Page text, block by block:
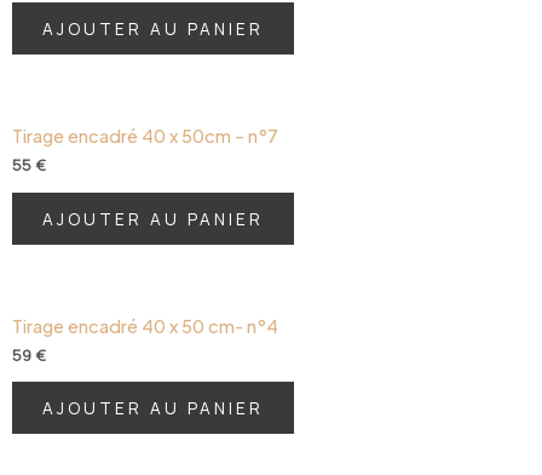
AJOUTER AU PANIER
Tirage encadré 40 x 50cm – n°7
55 €
AJOUTER AU PANIER
Tirage encadré 40 x 50 cm- n°4
59 €
AJOUTER AU PANIER